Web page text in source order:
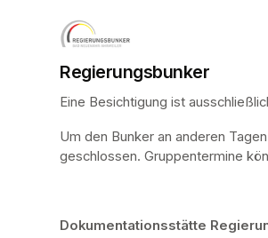
Regierungsbunker
Eine Besichtigung ist
Um den Bunker an anderen
geschlossen. Gruppentermine
Dokumentationsstätte